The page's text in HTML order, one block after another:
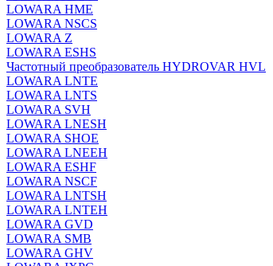
LOWARA HME
LOWARA NSCS
LOWARA Z
LOWARA ESHS
Частотный преобразователь HYDROVAR HVL
LOWARA LNTE
LOWARA LNTS
LOWARA SVH
LOWARA LNESH
LOWARA SHOE
LOWARA LNEEH
LOWARA ESHF
LOWARA NSCF
LOWARA LNTSH
LOWARA LNTEH
LOWARA GVD
LOWARA SMB
LOWARA GHV